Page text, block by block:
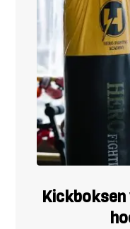
Kickboksen